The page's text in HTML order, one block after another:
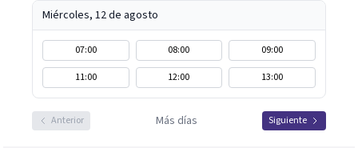
Miércoles, 12 de agosto
07:00 08:00
09:00
11:00
12:00 13:00
Anterior Más días Siguiente